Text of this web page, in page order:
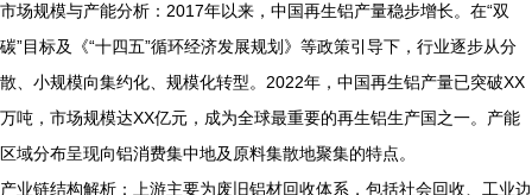
市场规模与产能分析：2017年以来，中国再生铝产量稳步增长。在“双
碳”目标及《“十四五”循环经济发展规划》等政策引导下，行业逐步从分
散、小规模向集约化、规模化转型。2022年，中国再生铝产量已突破XX
万吨，市场规模达XX亿元，成为全球最重要的再生铝生产国之一。产能
区域分布呈现向铝消费集中地及原料集散地聚集的特点。
产业链结构解析：上游主要为废旧铝材回收体系，包括社会回收、工业边